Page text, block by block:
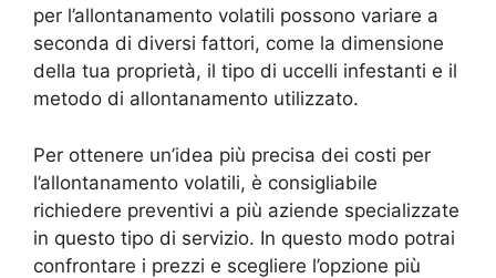
per l’allontanamento volatili possono variare a
seconda di diversi fattori, come la dimensione
della tua proprietà, il tipo di uccelli infestanti e il
metodo di allontanamento utilizzato.
Per ottenere un’idea più precisa dei costi per
l’allontanamento volatili, è consigliabile
richiedere preventivi a più aziende specializzate
in questo tipo di servizio. In questo modo potrai
confrontare i prezzi e scegliere l’opzione più